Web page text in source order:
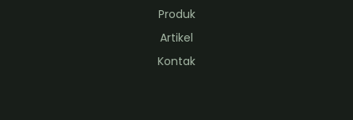
Produk
Artikel
Kontak